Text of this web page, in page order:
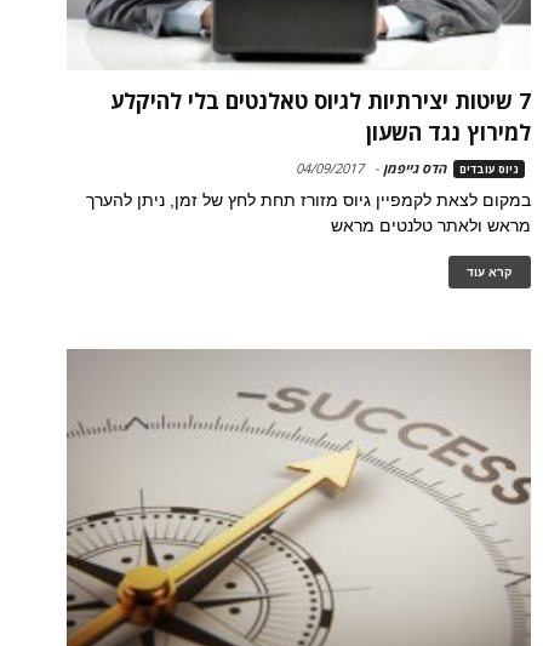
7 שיטות יצירתיות לגיוס טאלנטים בלי להיקלע
למירוץ נגד השעון
גיוס עובדים הדס גייפמן -
04/09/2017
במקום לצאת לקמפיין גיוס מזורז תחת לחץ של זמן, ניתן להערך
מראש ולאתר טלנטים מראש
קרא עוד